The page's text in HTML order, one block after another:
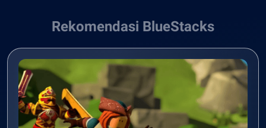
Rekomendasi BlueStacks